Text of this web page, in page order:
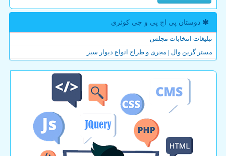
دوستان پی اچ پی و جی كوئری
تبلیغات انتخابات مجلس
مستر گرین وال | مجری و طراح انواع دیوار سبز